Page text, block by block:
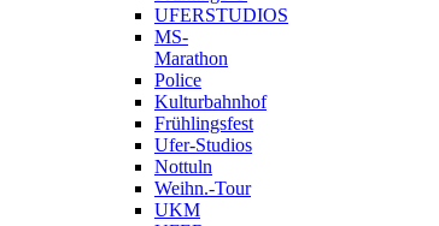
UFERSTUDIOS
MS-
Marathon
Police
Kulturbahnhof
Frühlingsfest
Ufer-Studios
Nottuln
Weihn.-Tour
UKM